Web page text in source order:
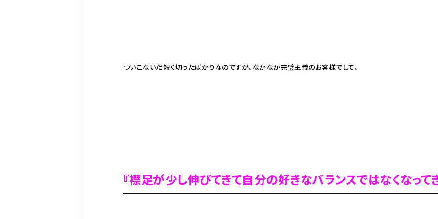
ついこないだ短く切ったばかりなのですが、なかなか完璧主義のお客様でして、
『襟足が少し伸びてきて自分の好きなバランスではなくなって